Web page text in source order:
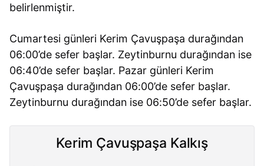
belirlenmiştir.
Cumartesi günleri Kerim Çavuşpaşa durağından
06:00’de sefer başlar. Zeytinburnu durağından ise
06:40’de sefer başlar. Pazar günleri Kerim
Çavuşpaşa durağından 06:00’de sefer başlar.
Zeytinburnu durağından ise 06:50’de sefer başlar.
Kerim Çavuşpaşa Kalkış